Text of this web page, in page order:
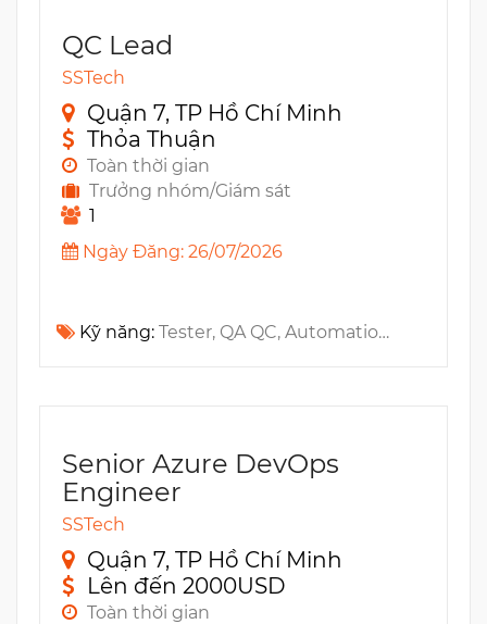
QC Lead
SSTech
Quận 7, TP Hồ Chí Minh
Thỏa Thuận
Toàn thời gian
Trưởng nhóm/Giám sát
1
Ngày Đăng: 26/07/2026
Kỹ năng: Tester, QA QC, Automation Testing, Regression Testing, Test Case, UX, Jira, Test Plan, Acceptance Testing, CI/CD, API Testing, Security Testing, Postman
Senior Azure DevOps
Engineer
SSTech
Quận 7, TP Hồ Chí Minh
Lên đến 2000USD
Toàn thời gian